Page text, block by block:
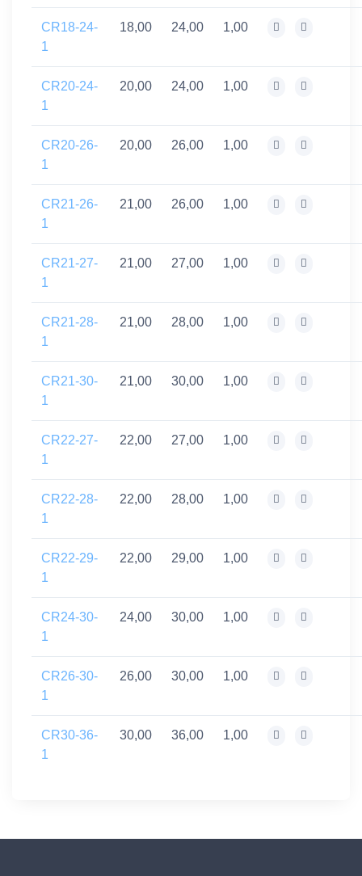
CR18-24-
1
18,00 24,00 1,00
CR20-24-
1
20,00 24,00 1,00
CR20-26-
1
20,00 26,00 1,00
CR21-26-
1
21,00 26,00 1,00
CR21-27-
1
21,00 27,00 1,00
CR21-28-
1
21,00 28,00 1,00
CR21-30-
1
21,00 30,00 1,00
CR22-27-
1
22,00 27,00 1,00
CR22-28-
1
22,00 28,00 1,00
CR22-29-
1
22,00 29,00 1,00
CR24-30-
1
24,00 30,00 1,00
CR26-30-
1
26,00 30,00 1,00
CR30-36-
1
30,00 36,00 1,00